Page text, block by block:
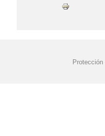
Protección